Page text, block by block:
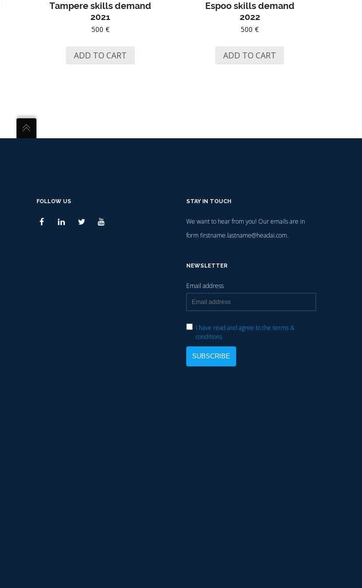
Tampere skills demand
2021
500 €
ADD TO CART
Espoo skills demand
2022
500€
ADD TO CART
FOLLOW US STAY IN TOUCH
We want to hear from you! Our emails are in
form firstname.lastname@headai.com.
NEWSLETTER
Email address
I have read and agree to the terms &
conditions